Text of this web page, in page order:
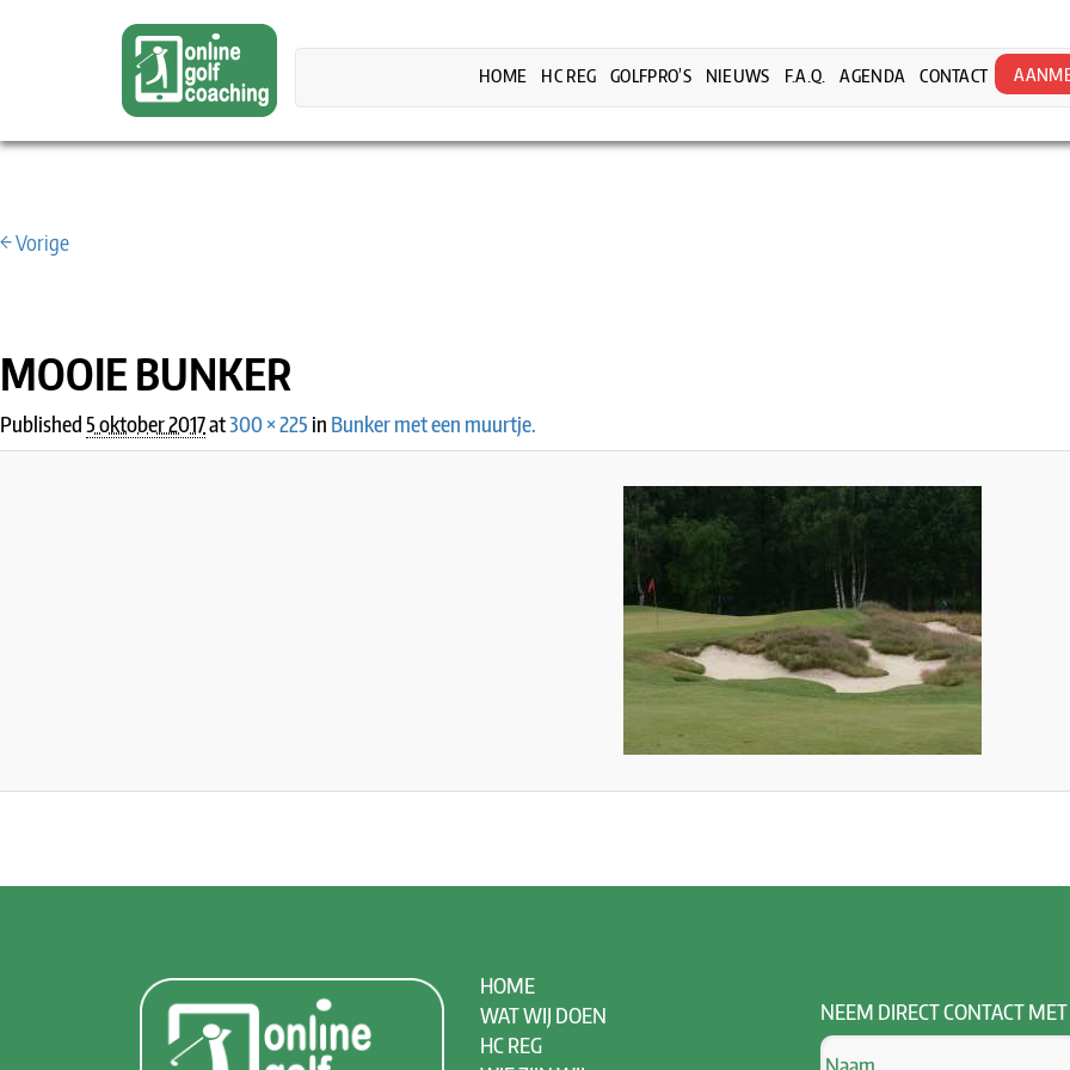
HOME HC REG GOLFPRO’S NIEUWS F.A.Q. AGENDA CONTACT
IMAGE NAVIGATION
← Vorige
MOOIE BUNKER
Published 5 oktober 2017at300 × 225 in Bunker met een muurtje.
HOME
WAT WIJ DOEN
HC REG
NEEM DIRECT CONTACT